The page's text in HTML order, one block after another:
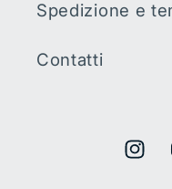
Spedizione e
Contatti